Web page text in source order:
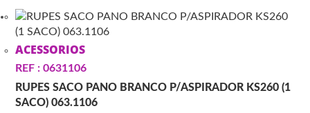
ACESSORIOS
REF : 0631106
RUPES SACO PANO BRANCO P/ASPIRADOR KS260 (1
SACO) 063.1106